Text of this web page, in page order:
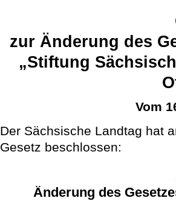
zur Änderung des
„Stiftung
Vom
Der Sächsische Landtag hat
Gesetz beschlossen:
Änderung des